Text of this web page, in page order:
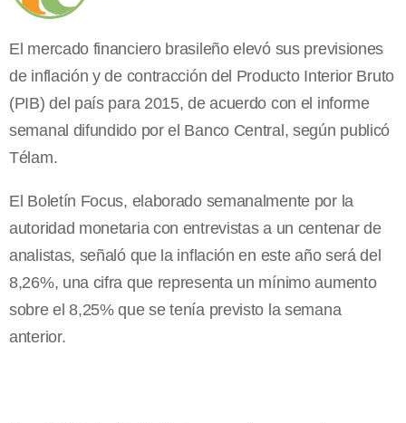
El mercado financiero brasileño elevó sus previsiones
de inflación y de contracción del Producto Interior Bruto
(PIB) del país para 2015, de acuerdo con el informe
semanal difundido por el Banco Central, según publicó
Télam.
El Boletín Focus, elaborado semanalmente por la
autoridad monetaria con entrevistas a un centenar de
analistas, señaló que la inflación en este año será del
8,26%, una cifra que representa un mínimo aumento
sobre el 8,25% que se tenía previsto la semana
anterior.